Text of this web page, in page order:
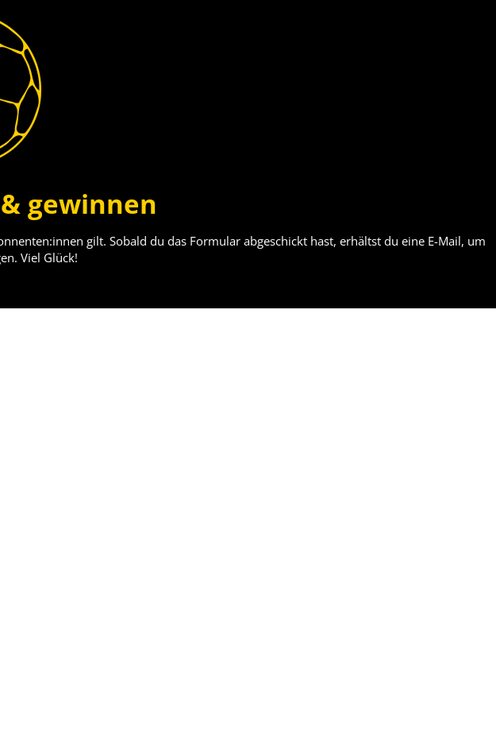
gewinnen
gilt. Sobald du das Formular abgeschickt hast, erhältst du eine E-Mail, um
Viel Glück!